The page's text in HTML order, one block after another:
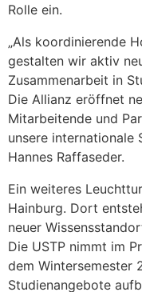
Rolle ein.
„Als koordinierende
gestalten wir aktiv
Zusammenarbeit in
Die Allianz eröffnet
Mitarbeitende und
unsere internationale
Hannes Raffaseder.
Ein weiteres
Hainburg. Dort
neuer
Die USTP nimmt im
dem Wintersemester
Studienangebote